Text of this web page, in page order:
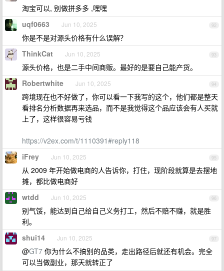
淘宝可以, 别做拼多多 ,嘿嘿
92
uqf0663 Jun 10, 2025
你是不是对源头价格有什么误解？
93
ThinkCat Jun 10, 2025
源头价格，也是二手中间商贩。最好的是要自己能产货。
94
Robertwhite Jun 10, 2025
跨境现在也不好做了，你可以看一下我写的这个，他们都是整天
看排名分析数据再来选品，而不是我觉得这个品应该会有人买就
上了，这样很容易亏钱
https://v2ex.com/t/1110391#reply118
95
iFrey Jun 10, 2025
从 2009 年开始做电商的人告诉你，打住，现阶段就算是去摆地
摊，都比做电商好
96
wtdd Jun 10, 2025
别气馁，能达到自己给自己义务打工，然后不赔不赚，就是胜
利。
97
shui14 Jun 10, 2025
@GT7 你为什么不搞别的品类，走出路径后就还有机会。完全
可以当做副业，那天就转正了